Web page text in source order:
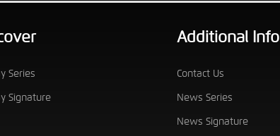
Series
Signature
Additional Info
Contact Us
News Series
News Signature